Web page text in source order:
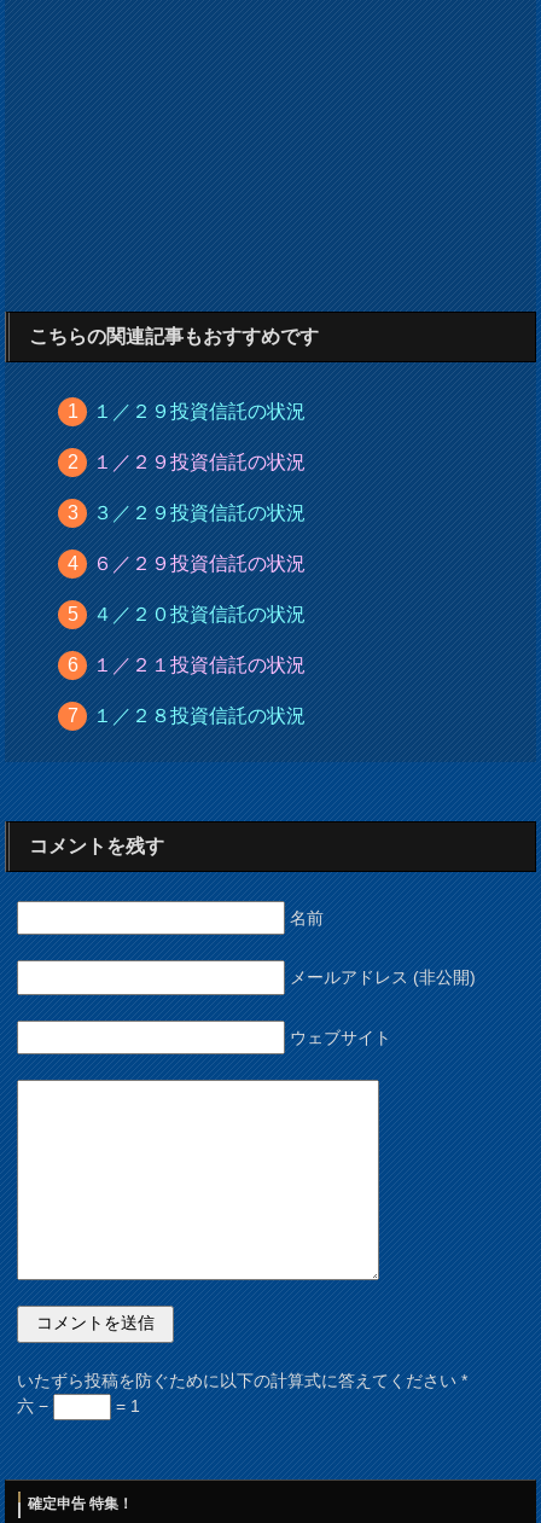
こちらの関連記事もおすすめです
１／２９投資信託の状況
１／２９投資信託の状況
３／２９投資信託の状況
６／２９投資信託の状況
４／２０投資信託の状況
１／２１投資信託の状況
１／２８投資信託の状況
コメントを残す
名前
メールアドレス (非公開)
ウェブサイト
いたずら投稿を防ぐために以下の計算式に答えてください*
六 −
= 1
確定申告 特集！